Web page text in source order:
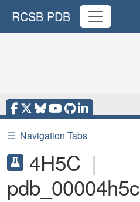
RCSB PDB
☰ Navigation Tabs
4H5C |
pdb_00004h5c